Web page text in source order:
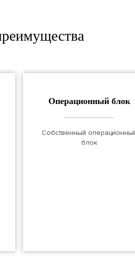
Операционный блок
Собственный
блок